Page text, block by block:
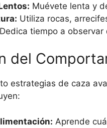
Muévete lenta y
Utiliza rocas,
Dedica tiempo a
del
estrategias de caza
Aprende